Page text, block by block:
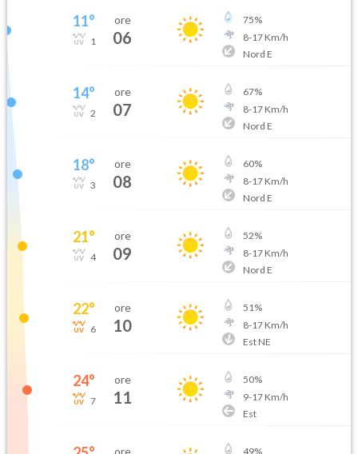
11°
1
ore
06
75%
8-17Km/h
Nord E
14°
2
ore
07
67%
8-17Km/h
Nord E
18°
3
ore
08
60%
8-17Km/h
Nord E
21°
4
ore
09
52%
8-17Km/h
Nord E
22°
6
ore
10
51%
8-17Km/h
Est NE
24°
7
ore
11
50%
9-17Km/h
Est
ore 49%